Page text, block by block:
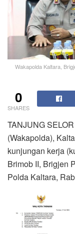
Wakapolda Kaltara,
0
SHARES
TANJUNG
(Wakapolda),
kunjungan kerja
Brimob II, Brigjen
Polda Kaltara,